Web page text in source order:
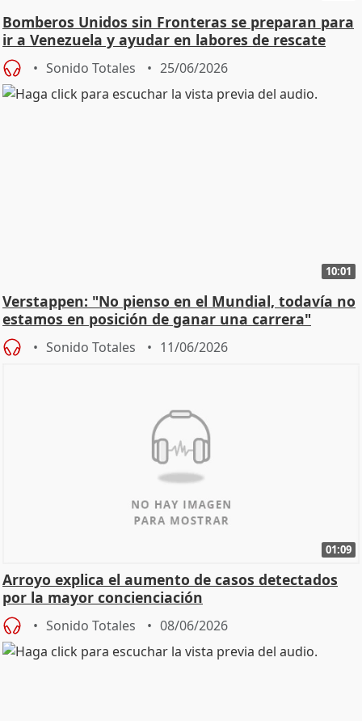
Bomberos Unidos sin Fronteras se preparan para
ir a Venezuela y ayudar en labores de rescate
Sonido Totales 25/06/2026
10:01
Verstappen: "No pienso en el Mundial, todavía no
estamos en posición de ganar una carrera"
Sonido Totales 11/06/2026
01:09
Arroyo explica el aumento de casos detectados
por la mayor concienciación
Sonido Totales 08/06/2026